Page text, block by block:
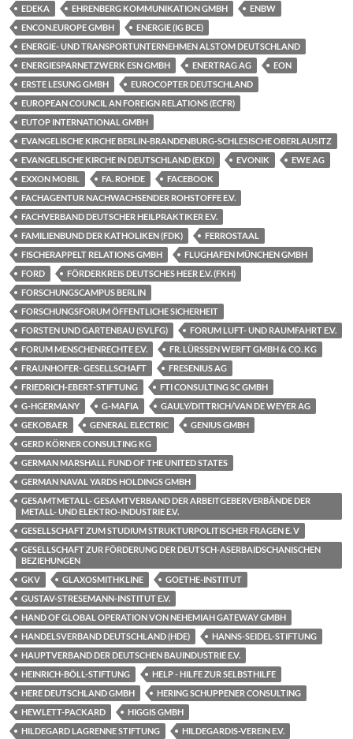
EDEKA EHRENBERG KOMMUNIKATION GMBH
ENBW
ENCON.EUROPE GMBH
ENERGIE (IG BCE)
ENERGIE- UND TRANSPORTUNTERNEHMEN ALSTOM DEUTSCHLAND
ENERGIESPARNETZWERK ESN GMBH
ENERTRAG AG
EON
ERSTE LESUNG GMBH
EUROCOPTER DEUTSCHLAND
EUROPEAN COUNCIL AN FOREIGN RELATIONS (ECFR)
EUTOP INTERNATIONAL GMBH
EVANGELISCHE KIRCHE BERLIN-BRANDENBURG-SCHLESISCHE OBERLAUSITZ
EVANGELISCHE KIRCHE IN DEUTSCHLAND (EKD)
EVONIK
EWE AG
EXXON MOBIL
FA. ROHDE
FACEBOOK
FACHAGENTUR NACHWACHSENDER ROHSTOFFE E.V.
FACHVERBAND DEUTSCHER HEILPRAKTIKER E.V.
FAMILIENBUND DER KATHOLIKEN (FDK)
FERROSTAAL
FISCHERAPPELT RELATIONS GMBH
FLUGHAFEN MÜNCHEN GMBH
FORD
FÖRDERKREIS DEUTSCHES HEER E.V. (FKH)
FORSCHUNGSCAMPUS BERLIN
FORSCHUNGSFORUM ÖFFENTLICHE SICHERHEIT
FORSTEN UND GARTENBAU (SVLFG)
FORUM LUFT- UND RAUMFAHRT E.V.
FORUM MENSCHENRECHTE E.V.
FR. LÜRSSEN WERFT GMBH & CO. KG
FRAUNHOFER- GESELLSCHAFT
FRESENIUS AG
FRIEDRICH-EBERT-STIFTUNG
FTI CONSULTING SC GMBH
G-HGERMANY
G-MAFIA
GAULY/DITTRICH/VAN DE WEYER AG
GEKOBAER
GENERAL ELECTRIC
GENIUS GMBH
GERD KÖRNER CONSULTING KG
GERMAN MARSHALL FUND OF THE UNITED STATES
GERMAN NAVAL YARDS HOLDINGS GMBH
GESAMTMETALL- GESAMTVERBAND DER ARBEITGEBERVERBÄNDE DER
METALL- UND ELEKTRO-INDUSTRIE E.V.
GESELLSCHAFT ZUM STUDIUM STRUKTURPOLITISCHER FRAGEN E. V
GESELLSCHAFT ZUR FÖRDERUNG DER DEUTSCH-ASERBAIDSCHANISCHEN
BEZIEHUNGEN
GKV
GLAXOSMITHKLINE
GOETHE-INSTITUT
GUSTAV-STRESEMANN-INSTITUT E.V.
HAND OF GLOBAL OPERATION VON NEHEMIAH GATEWAY GMBH
HANDELSVERBAND DEUTSCHLAND (HDE)
HANNS-SEIDEL-STIFTUNG
HAUPTVERBAND DER DEUTSCHEN BAUINDUSTRIE E.V.
HEINRICH-BÖLL-STIFTUNG
HELP - HILFE ZUR SELBSTHILFE
HERE DEUTSCHLAND GMBH
HERING SCHUPPENER CONSULTING
HEWLETT-PACKARD
HIGGIS GMBH
HILDEGARD LAGRENNE STIFTUNG
HILDEGARDIS-VEREIN E.V.